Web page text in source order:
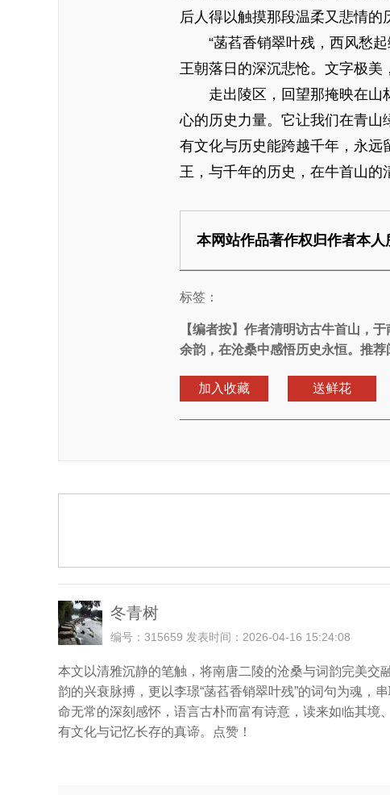
后人得以触摸那段温柔又悲情的
“菡萏香销翠叶残，西风愁起
王朝落日的深沉悲怆。文字极
走出陵区，回望那掩映在山林
心的历史力量。它让我们在青
有文化与历史能跨越千年，永
王，与千年的历史，在牛首山的
本网站作品著作权归作者本人
标签：
【编者按】 作者清明访古牛首山，
余韵，在沧桑中感悟历史永恒。推
加入收藏 送鲜花
冬青树
编号：315659 发表时间：2026-04-16 15:24:08
本文以清雅沉静的笔触，将南唐二陵的沧桑与词韵完美
韵的兴衰脉搏，更以李璟“菡萏香销翠叶残”的词句为魂，
命无常的深刻感怀，语言古朴而富有诗意，读来如临其
有文化与记忆长存的真谛。点赞！